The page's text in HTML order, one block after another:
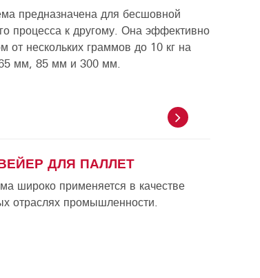
предназначена для бесшовной
процесса к другому. Она эффективно
от нескольких граммов до 10 кг на
65 мм, 85 мм и 300 мм.
ДЛЯ ПАЛЛЕТ
широко применяется в качестве
отраслях промышленности.